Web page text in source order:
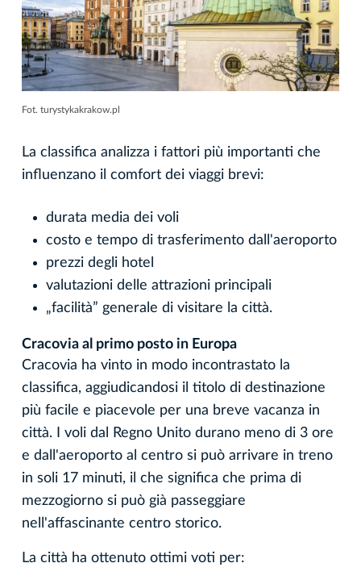
Fot. turystykakrakow.pl
La classifica analizza i fattori più importanti che
influenzano il comfort dei viaggi brevi:
durata media dei voli
costo e tempo di trasferimento dall'aeroporto
prezzi degli hotel
valutazioni delle attrazioni principali
„facilità” generale di visitare la città.
Cracovia al primo posto in Europa
Cracovia ha vinto in modo incontrastato la
classifica, aggiudicandosi il titolo di destinazione
più facile e piacevole per una breve vacanza in
città. I voli dal Regno Unito durano meno di 3 ore
e dall'aeroporto al centro si può arrivare in treno
in soli 17 minuti, il che significa che prima di
mezzogiorno si può già passeggiare
nell'affascinante centro storico.
La città ha ottenuto ottimi voti per: